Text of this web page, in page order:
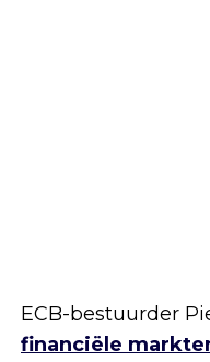
ECB-bestuurder
financiële